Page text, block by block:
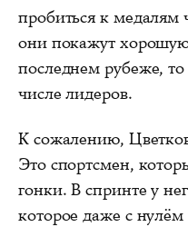
пробиться к медалям
они покажут хорошую
последнем рубеже,
числе лидеров.
К сожалению,
Это спортсмен,
гонки. В спринте у
которое даже с